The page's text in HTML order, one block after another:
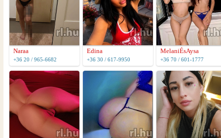
Naraa
+36 20 / 965-6682
Edina
+36 30 / 617-9950
MelaniÉsAysa
+36 70 / 601-1777